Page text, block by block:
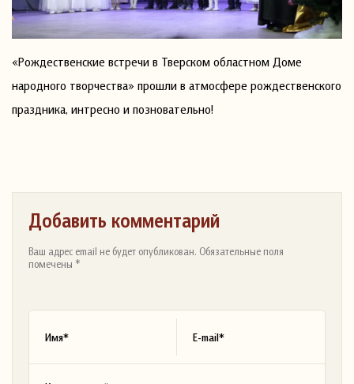
«Рождественские встречи в Тверском областном Доме
народного творчества» прошли в атмосфере рождественского
праздника, интресно и позновательно!
Добавить комментарий
Ваш адрес email не будет опубликован. Обязательные поля
помечены *